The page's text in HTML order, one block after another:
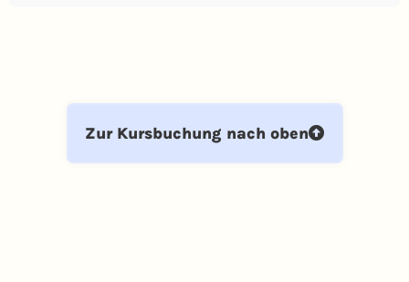
Zur Kursbuchung nach oben